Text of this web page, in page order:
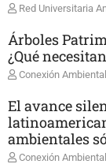
Red Universitaria
Árboles
¿Qué
Conexión Ambiental
El avance
ambientales
Conexión Ambiental